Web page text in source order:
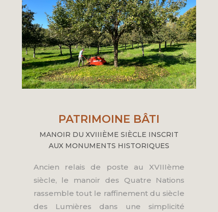
PATRIMOINE BÂTI
MANOIR DU XVIIIÈME SIÈCLE INSCRIT
AUX MONUMENTS HISTORIQUES
Ancien relais de poste au XVIIIème
siècle, le manoir des Quatre Nations
rassemble tout le raffinement du siècle
des Lumières dans une simplicité